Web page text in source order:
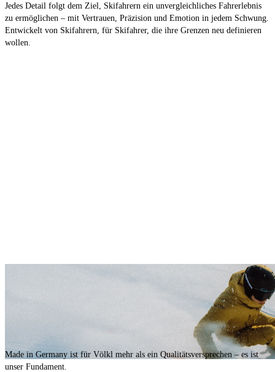
Jedes Detail folgt dem Ziel, Skifahrern ein unvergleichliches Fahrerlebnis
zu ermöglichen – mit Vertrauen, Präzision und Emotion in jedem Schwung.
Entwickelt von Skifahrern, für Skifahrer, die ihre Grenzen neu definieren
wollen.
Made in Germany ist für Völkl mehr als ein Qualitätsversprechen – es ist
unser Fundament.